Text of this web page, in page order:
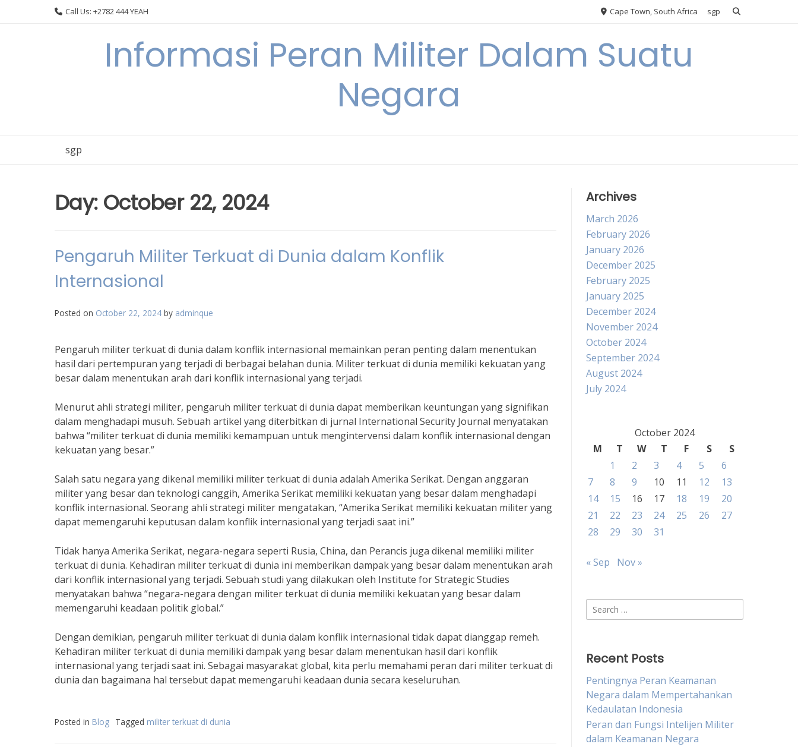
Call Us: +2782 444 YEAH Cape Town, South Africa sgp
Informasi Peran Militer Dalam Suatu
Negara
sgp
Day: October 22, 2024
Pengaruh Militer Terkuat di Dunia dalam Konflik
Internasional
Posted on October 22, 2024 by adminque
Pengaruh militer terkuat di dunia dalam konflik internasional memainkan peran penting dalam menentukan
hasil dari pertempuran yang terjadi di berbagai belahan dunia. Militer terkuat di dunia memiliki kekuatan yang
besar dalam menentukan arah dari konflik internasional yang terjadi.
Menurut ahli strategi militer, pengaruh militer terkuat di dunia dapat memberikan keuntungan yang signifikan
dalam menghadapi musuh. Sebuah artikel yang diterbitkan di jurnal International Security Journal menyatakan
bahwa “militer terkuat di dunia memiliki kemampuan untuk mengintervensi dalam konflik internasional dengan
kekuatan yang besar.”
Salah satu negara yang dikenal memiliki militer terkuat di dunia adalah Amerika Serikat. Dengan anggaran
militer yang besar dan teknologi canggih, Amerika Serikat memiliki kekuatan yang besar dalam menghadapi
konflik internasional. Seorang ahli strategi militer mengatakan, “Amerika Serikat memiliki kekuatan militer yang
dapat memengaruhi keputusan dalam konflik internasional yang terjadi saat ini.”
Tidak hanya Amerika Serikat, negara-negara seperti Rusia, China, dan Perancis juga dikenal memiliki militer
terkuat di dunia. Kehadiran militer terkuat di dunia ini memberikan dampak yang besar dalam menentukan arah
dari konflik internasional yang terjadi. Sebuah studi yang dilakukan oleh Institute for Strategic Studies
menyatakan bahwa “negara-negara dengan militer terkuat di dunia memiliki kekuatan yang besar dalam
memengaruhi keadaan politik global.”
Dengan demikian, pengaruh militer terkuat di dunia dalam konflik internasional tidak dapat dianggap remeh.
Kehadiran militer terkuat di dunia memiliki dampak yang besar dalam menentukan hasil dari konflik
internasional yang terjadi saat ini. Sebagai masyarakat global, kita perlu memahami peran dari militer terkuat di
dunia dan bagaimana hal tersebut dapat memengaruhi keadaan dunia secara keseluruhan.
Posted in Blog Tagged militer terkuat di dunia
Archives
March 2026
February 2026
January 2026
December 2025
February 2025
January 2025
December 2024
November 2024
October 2024
September 2024
August 2024
July 2024
October 2024
M
T W T F S
S
1
2 3 4 5
6
7
8 9 10 11 12
13
14
15 16 17 18 19
20
21
22 23 24 25 26
27
28
29 30 31
« Sep Nov »
Search
for:
Recent Posts
Pentingnya Peran Keamanan
Negara dalam Mempertahankan
Kedaulatan Indonesia
Peran dan Fungsi Intelijen Militer
dalam Keamanan Negara